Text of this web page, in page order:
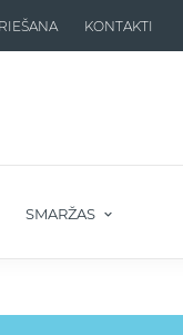
KONTAKTI
SMARŽAS